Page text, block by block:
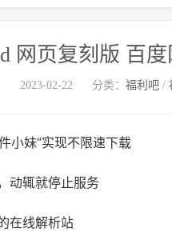
网页复刻版 百
2023-02-22 分类： 福利吧/
小妹”实现不限速下载
动辄就停止服务
在线解析站